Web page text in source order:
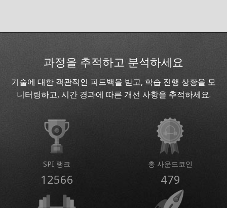
과정을 추적하고 분석하세요
기술에 대한 객관적인 피드백을 받고, 학습 진행 상황을 모
니터링하고, 시간 경과에 따른 개선 사항을 추적하세요.
SPI 랭크
12566
총 사운드코인
479